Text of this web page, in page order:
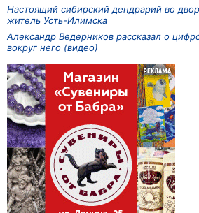
Настоящий сибирский дендрарий во
житель Усть-Илимска
Александр Ведерников рассказал о
вокруг него (видео)